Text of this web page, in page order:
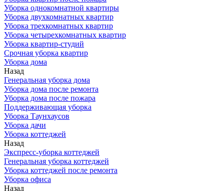
Уборка однокомнатной квартиры
Уборка двухкомнатных квартир
Уборка трехкомнатных квартир
Уборка четырехкомнатных квартир
Уборка квартир-студий
Срочная уборка квартир
Уборка дома
Назад
Генеральная уборка дома
Уборка дома после ремонта
Уборка дома после пожара
Поддерживающая уборка
Уборка Таунхаусов
Уборка дачи
Уборка коттеджей
Назад
Экспресс-уборка коттеджей
Генеральная уборка коттеджей
Уборка коттеджей после ремонта
Уборка офиса
Назад